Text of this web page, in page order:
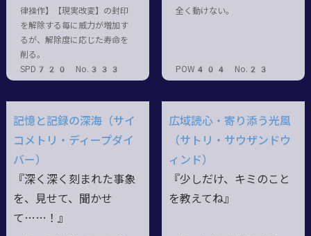
律操作】【現実改変】の封印
を解除する毎に威力が増加す
るが、解除度に応じた寿命を
削る。
SPD720 No.333
全く動けない。
POW404 No.23
記憶と記録の深海（サイ
コメトリ・ディープダイ
バー）
『深く深く刻まれた事象
を、見せて、聞かせ
て……！』
広域読心・寄り添う光風
（サトリ・サウザンドウ
ィンド）
『少しだけ、キミのこと
を教えてね』